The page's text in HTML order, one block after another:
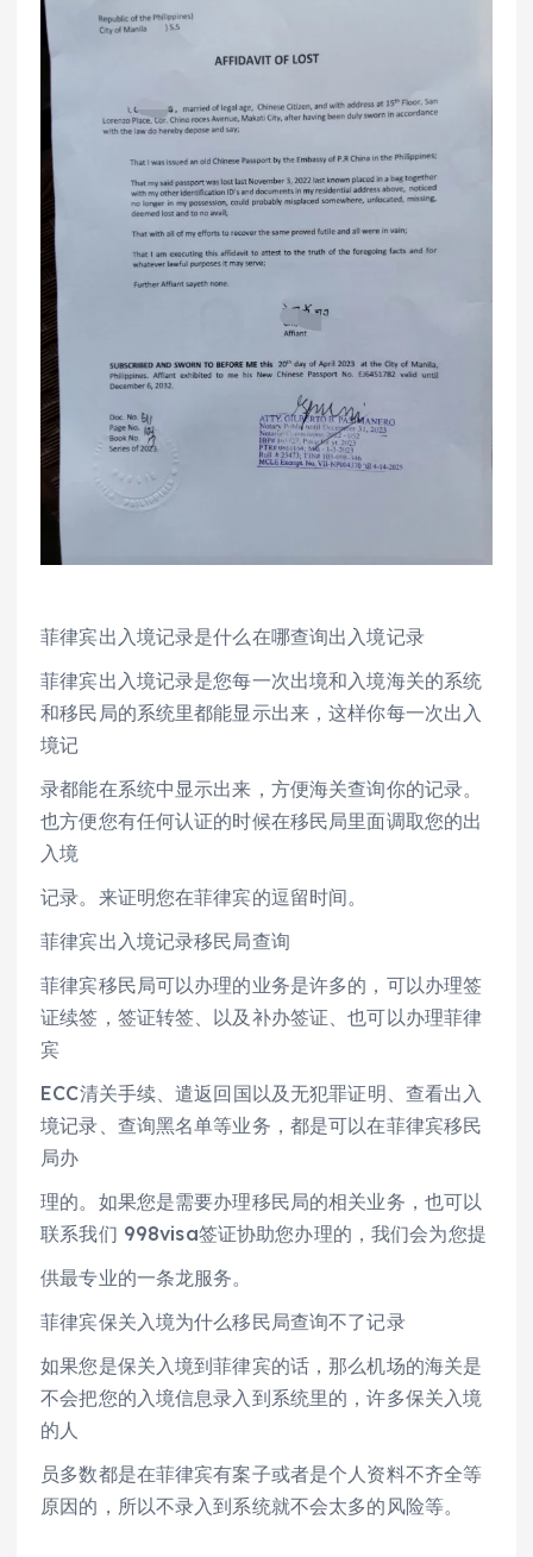
菲律宾出入境记录是什么在哪查询出入境记录
菲律宾出入境记录是您每一次出境和入境海关的系统
和移民局的系统里都能显示出来，这样你每一次出入
境记
录都能在系统中显示出来，方便海关查询你的记录。
也方便您有任何认证的时候在移民局里面调取您的出
入境
记录。来证明您在菲律宾的逗留时间。
菲律宾出入境记录移民局查询
菲律宾移民局可以办理的业务是许多的，可以办理签
证续签，签证转签、以及补办签证、也可以办理菲律
宾
ECC清关手续、遣返回国以及无犯罪证明、查看出入
境记录、查询黑名单等业务，都是可以在菲律宾移民
局办
理的。如果您是需要办理移民局的相关业务，也可以
联系我们 998visa签证协助您办理的，我们会为您提
供最专业的一条龙服务。
菲律宾保关入境为什么移民局查询不了记录
如果您是保关入境到菲律宾的话，那么机场的海关是
不会把您的入境信息录入到系统里的，许多保关入境
的人
员多数都是在菲律宾有案子或者是个人资料不齐全等
原因的，所以不录入到系统就不会太多的风险等。